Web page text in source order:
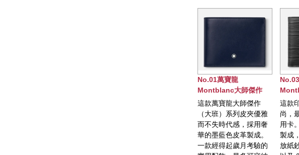
Montblanc大師傑作
（大班）系列皮夾，6卡
這款萬寶龍大師傑作
（大班）系列皮夾優雅
而不失時代感，採用奢
華的墨藍色皮革製成。
一款經得起歲月考驗的
No.03萬寶龍
Montblanc 4810系列
皮夾，8卡式
這款印花皮夾現代時
尚，最多可容納 8 張信
用卡。它採用優質皮革
製成，設有 2 個用於存
放紙鈔和零錢的隔層，